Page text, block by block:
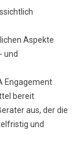
Aspekte
und
Engagement
bereit
aus, der die
und